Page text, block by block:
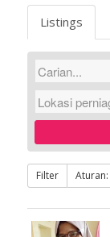
Listings
Filter Aturan: